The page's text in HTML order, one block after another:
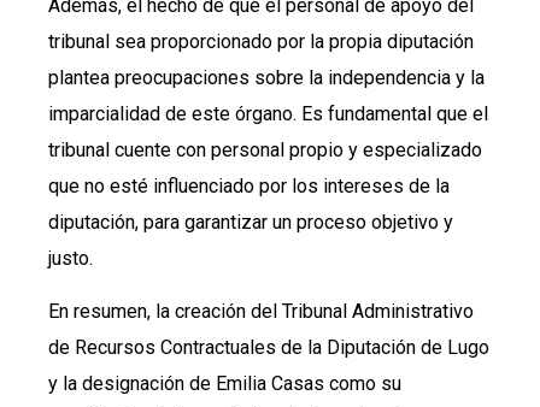
Además, el hecho de que el personal de apoyo del
tribunal sea proporcionado por la propia diputación
plantea preocupaciones sobre la independencia y la
imparcialidad de este órgano. Es fundamental que el
tribunal cuente con personal propio y especializado
que no esté influenciado por los intereses de la
diputación, para garantizar un proceso objetivo y
justo.
En resumen, la creación del Tribunal Administrativo
de Recursos Contractuales de la Diputación de Lugo
y la designación de Emilia Casas como su